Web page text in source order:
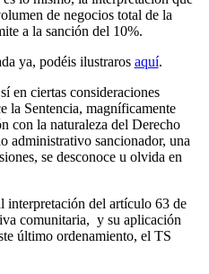
de negocios total de la
a la sanción del 10%.
ya, podéis ilustraros aquí.
en ciertas consideraciones
la Sentencia, magníficamente
con la naturaleza del Derecho
administrativo sancionador, una
se desconoce u olvida en
interpretación del artículo 63 de
comunitaria, y su aplicación
último ordenamiento, el TS